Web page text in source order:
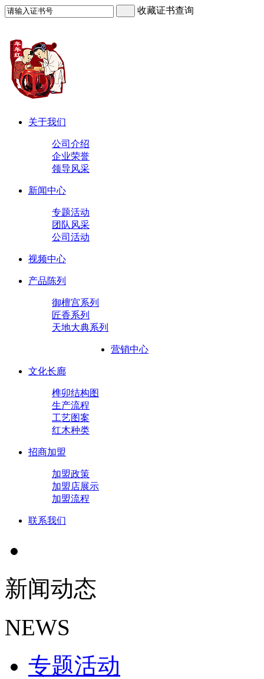
收藏证书查询
关于我们
公司介绍
企业荣誉
领导风采
新闻中心
专题活动
团队风采
公司活动
视频中心
产品陈列
御檀宫系列
匠香系列
天地大典系列
营销中心
文化长廊
榫卯结构图
生产流程
工艺图案
红木种类
招商加盟
加盟政策
加盟店展示
加盟流程
联系我们
新闻动态
NEWS
专题活动